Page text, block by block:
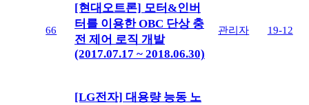
66
[현대오트론] 모터&인버
터를 이용한 OBC 단상 충
전 제어 로직 개발
(2017.07.17 ~ 2018.06.30)
관리자 19-12
[LG전자] 대용량 능동 노